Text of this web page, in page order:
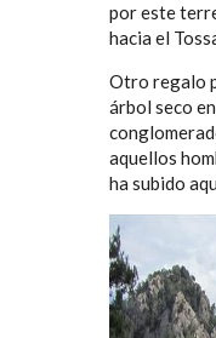
por este
hacia el
Otro regalo
árbol seco
aquellos
ha subido